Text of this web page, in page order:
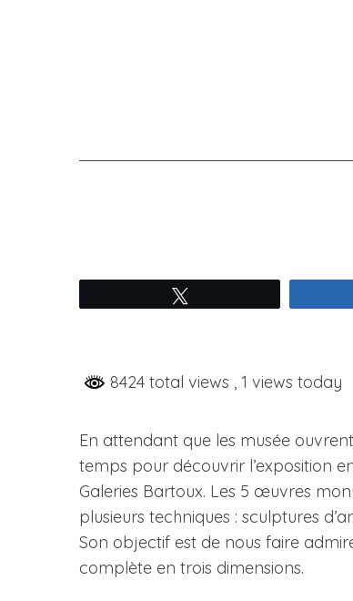
8424 total views , 1 views today
En attendant que les musée
temps pour découvrir l’exposition
Galeries Bartoux. Les 5 œuvres
plusieurs techniques : sculptures
Son objectif est de nous faire
complète en trois dimensions.
a
r
o